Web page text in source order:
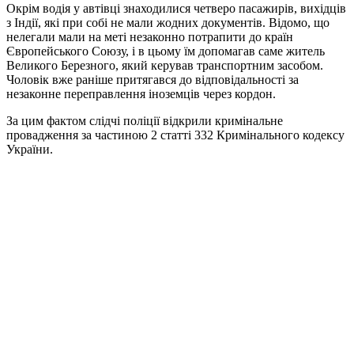
Окрім водія у автівці знаходилися четверо пасажирів, вихідців
з Індії, які при собі не мали жодних документів. Відомо, що
нелегали мали на меті незаконно потрапити до країн
Європейського Союзу, і в цьому їм допомагав саме житель
Великого Березного, який керував транспортним засобом.
Чоловік вже раніше притягався до відповідальності за
незаконне переправлення іноземців через кордон.
За цим фактом слідчі поліції відкрили кримінальне
провадження за частиною 2 статті 332 Кримінального кодексу
України.